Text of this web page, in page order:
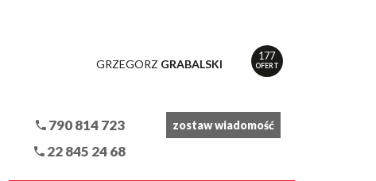
177
OFERT
GRZEGORZ GRABALSKI
790 814 723
22 845 24 68
zostaw wiadomość